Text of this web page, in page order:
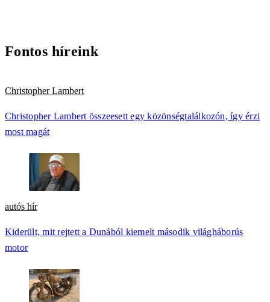
Fontos híreink
Christopher Lambert
Christopher Lambert összeesett egy közönségtalálkozón, így érzi
most magát
autós hír
Kiderült, mit rejtett a Dunából kiemelt második világháborús
motor